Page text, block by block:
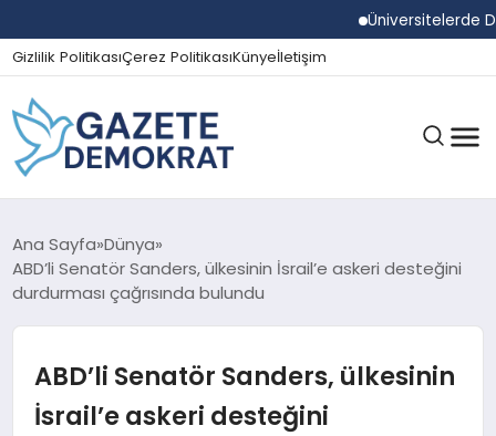
Üniversitelerde
Gizlilik PolitikasıÇerez PolitikasıKünyeİletişim
GÜNDEM
EKONOMI
SPOR
Ana Sayfa Dünya
ABD’li Senatör Sanders, ülkesinin İsrail’e askeri desteğini
durdurması çağrısında bulundu
ABD’li Senatör Sanders, ülkesinin
İsrail’e askeri desteğini